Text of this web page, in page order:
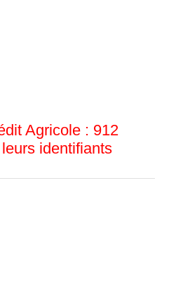
Agricole : 912
identifiants